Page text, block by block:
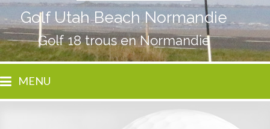
Golf Utah Beach Normandie
Golf 18 trous en Normandie
MENU